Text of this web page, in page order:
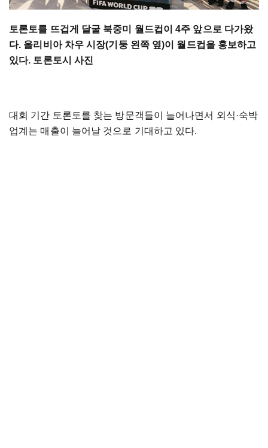
토론토를 뜨겁게 달굴 북중미 월드컵이 4주 앞으로 다가왔
다. 올리비아 차우 시장(기둥 왼쪽 옆)이 월드컵을 홍보하고
있다. 토론토시 사진
대회 기간 토론토를 찾는 방문객들이 늘어나면서 외식·숙박
업계는 매출이 늘어날 것으로 기대하고 있다.